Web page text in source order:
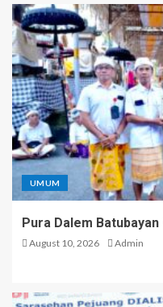
UMUM
Pura Dalem
August 10, 2026 Admin